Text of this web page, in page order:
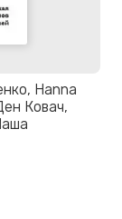
Hanna
Ковач,